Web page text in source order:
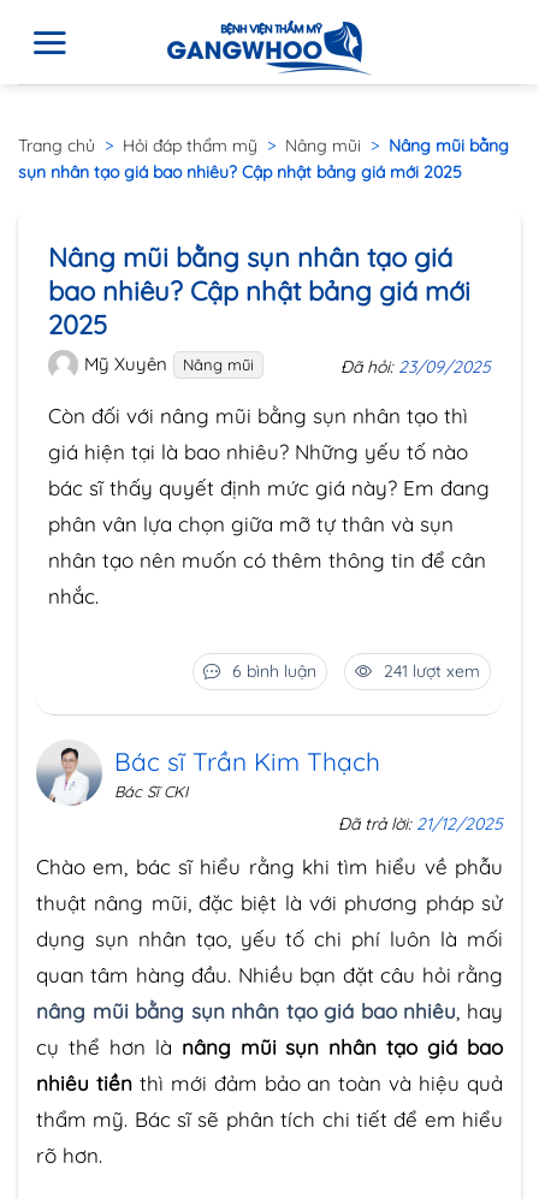
Trang chủ > Hỏi đáp thẩm mỹ > Nâng mũi > Nâng mũi bằng
sụn nhân tạo giá bao nhiêu? Cập nhật bảng giá mới 2025
Nâng mũi bằng sụn nhân tạo giá
bao nhiêu? Cập nhật bảng giá mới
2025
Mỹ Xuyên Nâng mũi Đã hỏi: 23/09/2025
Còn đối với nâng mũi bằng sụn nhân tạo thì
giá hiện tại là bao nhiêu? Những yếu tố nào
bác sĩ thấy quyết định mức giá này? Em đang
phân vân lựa chọn giữa mỡ tự thân và sụn
nhân tạo nên muốn có thêm thông tin để cân
nhắc.
6 bình luận 241 lượt xem
Bác sĩ Trần Kim Thạch
Bác Sĩ CKI
Đã trả lời: 21/12/2025
Chào em, bác sĩ hiểu rằng khi tìm hiểu về phẫu
thuật nâng mũi, đặc biệt là với phương pháp sử
dụng sụn nhân tạo, yếu tố chi phí luôn là mối
quan tâm hàng đầu. Nhiều bạn đặt câu hỏi rằng
nâng mũi bằng sụn nhân tạo giá bao nhiêu , hay
cụ thể hơn là nâng mũi sụn nhân tạo giá bao
nhiêu tiềnthì mới đảm bảo an toàn và hiệu quả
thẩm mỹ. Bác sĩ sẽ phân tích chi tiết để em hiểu
rõ hơn.